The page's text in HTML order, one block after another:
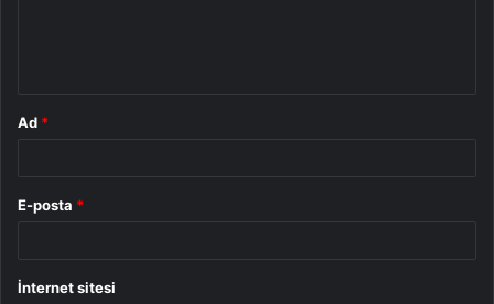
Ad *
E-posta *
İnternet sitesi